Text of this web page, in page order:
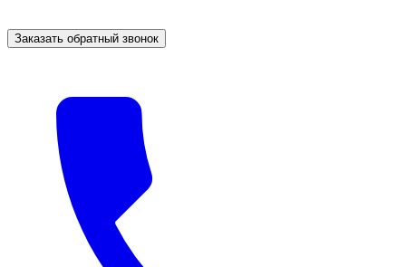
Заказать обратный звонок